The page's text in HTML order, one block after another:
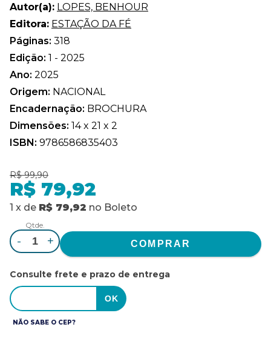
Autor(a): LOPES, BENHOUR
Editora: ESTAÇÃO DA FÉ
Páginas: 318
Edição: 1 - 2025
Ano: 2025
Origem: NACIONAL
Encadernação: BROCHURA
Dimensões: 14 x 21 x 2
ISBN: 9786586835403
R$ 99,90
R$ 79,92
1 x de R$ 79,92 no Boleto
Qtde.
- +
Consulte frete e prazo de entrega
NÃO SABE O CEP?